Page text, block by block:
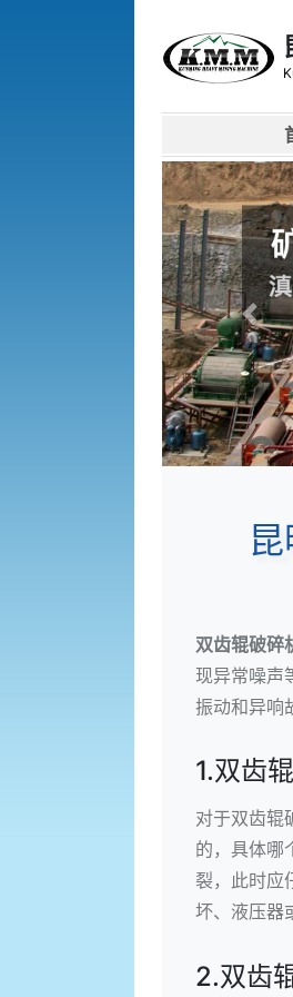
上一
双齿辊破碎
现异常噪声
振动和异响
1.双齿
对于双齿辊
的，具体哪
裂，此时应
坏、液压器
2.双齿